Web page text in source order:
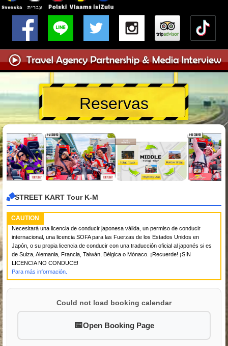
Reservas
STREET KART Tour K-M
CAUTION
Necesitará una licencia de conducir japonesa válida, un permiso de conducir
internacional, una licencia SOFA para las Fuerzas de los Estados Unidos en
Japón, o su propia licencia de conducir con una traducción oficial al japonés si es
de Suiza, Alemania, Francia, Taiwán, Bélgica o Mónaco. ¡Recuerde! ¡SIN
LICENCIA NO CONDUCE!
Para más información.
Could not load booking calendar
Open Booking Page